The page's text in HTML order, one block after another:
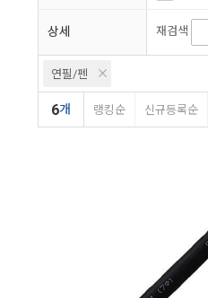
상세 재검색
연필/펜
6개 랭킹순 신규등록순